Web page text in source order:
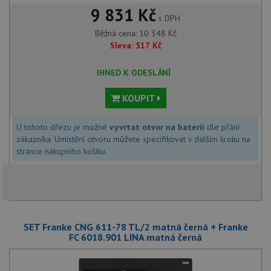
9 831 Kč s DPH
Běžná cena: 10 348 Kč
Sleva: 517 Kč
IHNED K ODESLÁNÍ
KOUPIT
U tohoto dřezu je možné vyvrtat otvor na baterii dle přání
zákazníka. Umístění otvoru můžete specifikovat v dalším kroku na
stránce nákupního košíku.
SET Franke CNG 611-78 TL/2 matná černá + Franke
FC 6018.901 LINA matná černá